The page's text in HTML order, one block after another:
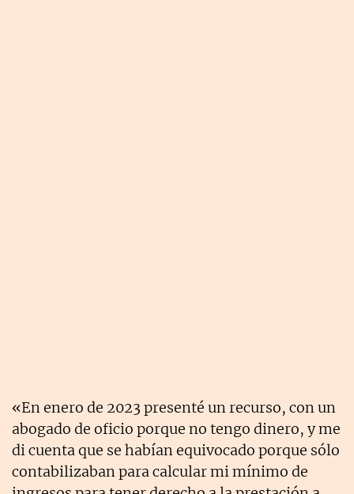
«En enero de 2023 presenté un recurso, con un
abogado de oficio porque no tengo dinero, y me
di cuenta que se habían equivocado porque sólo
contabilizaban para calcular mi mínimo de